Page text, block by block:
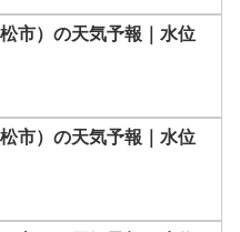
市）の天気予報｜水位
市）の天気予報｜水位